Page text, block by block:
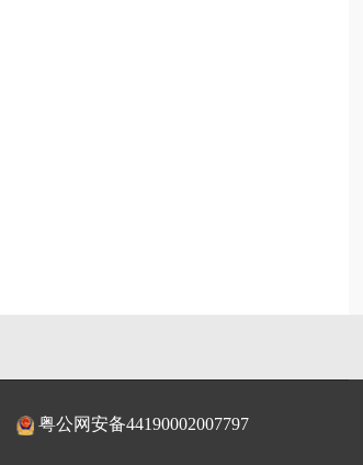
粤公网安备44190002007797